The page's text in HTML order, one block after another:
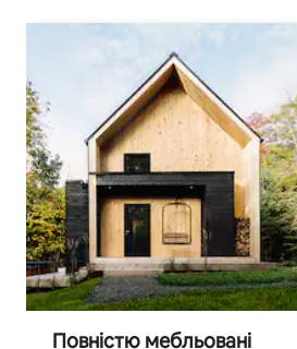
Повністю мебльовані